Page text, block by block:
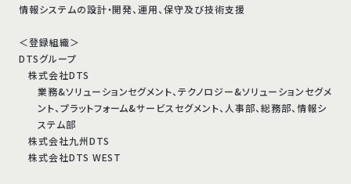
情報システムの設計・開発、運用、保守及び技術支援
＜登録組織＞
DTSグループ
株式会社DTS
業務&ソリューションセグメント、テクノロジー&ソリューションセグメ
ント、プラットフォーム&サービスセグメント、人事部、総務部、情報シ
ステム部
株式会社九州DTS
株式会社DTS WEST